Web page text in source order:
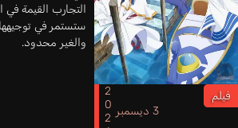
فيلم
3 ديسمبر
2021
التجارب القيمة في
ستستمر في
والغير محدود.